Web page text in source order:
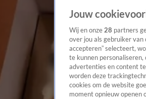
Jouw
Wij en onze 28 partners
over jou als gebruiker van
accepteren” selecteert,
te kunnen
advertenties en content
worden deze
cookies om de website
moment opnieuw openen